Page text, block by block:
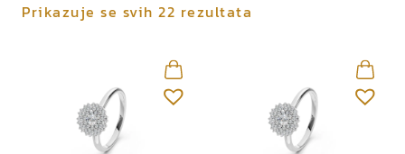
Prikazuje se svih 22 rezultata